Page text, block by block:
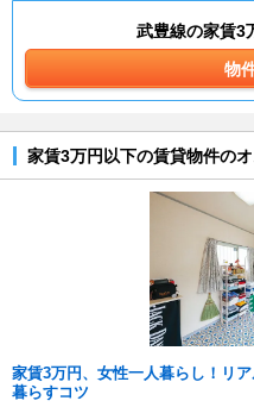
武豊線の家賃3
物
家賃3万円以下の賃貸物件の
家賃3万円、女性一人暮らし！リ
暮らすコツ